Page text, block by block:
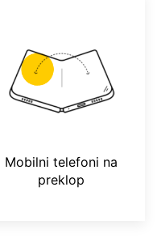
Mobilni telefoni na
preklop